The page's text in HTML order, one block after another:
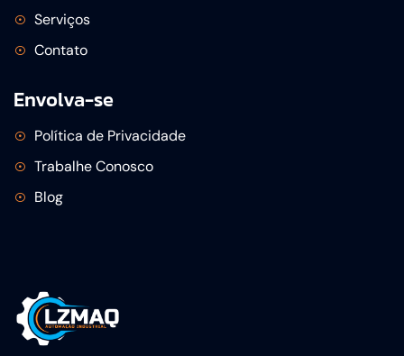
Serviços
Contato
Envolva-se
Política de Privacidade
Trabalhe Conosco
Blog